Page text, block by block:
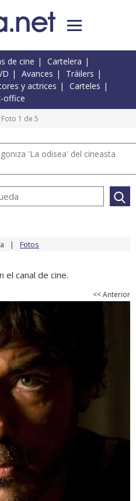
de cine
Cartelera
Avances
Tráilers
y actrices
Carteles
office
Foto 1 de 5
'La odisea' del cineasta
Fotos
el canal de cine.
<< Anterior